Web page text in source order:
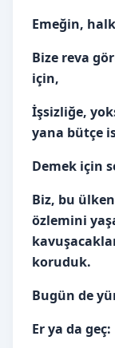
Emeğin,
Bize reva
için,
İşsizliğe,
yana bütçe
Demek için
Biz, bu
özlemini
koruduk.
Bugün de
Er ya da geç: